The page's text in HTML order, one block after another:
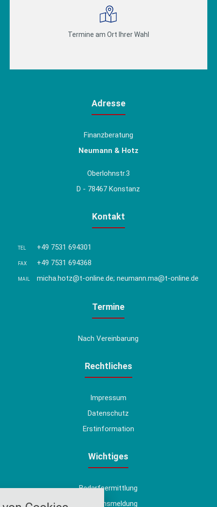
Termine am Ort Ihrer Wahl
Adresse
Finanzberatung
Neumann & Hotz
Oberlohnstr.3
D - 78467 Konstanz
Kontakt
TEL +49 7531 694301
FAX +49 7531 694368
MAIL micha.hotz@t-online.de; neumann.ma@t-online.de
Termine
Nach Vereinbarung
Rechtliches
Impressum
Datenschutz
Erstinformation
Wichtiges
Bedarfsermittlung
Schadensmeldung